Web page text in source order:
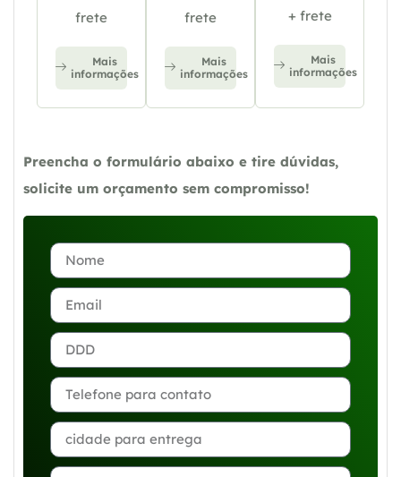
frete
Mais
informações
frete
Mais
informações
+ frete
Mais
informações
Preencha o formulário abaixo e tire dúvidas,
solicite um orçamento sem compromisso!